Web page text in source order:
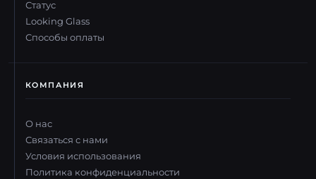
Статус
Looking Glass
Способы оплаты
КОМПАНИЯ
О нас
Связаться с нами
Условия использования
Политика конфиденциальности